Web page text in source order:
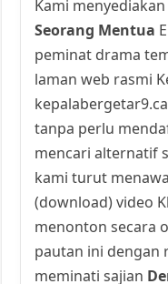
Kami
Seorang Mentua
peminat drama
laman web rasmi
tanpa perlu
mencari alternatif
kami turut
(download) video
menonton secara
pautan ini dengan
meminati sajian